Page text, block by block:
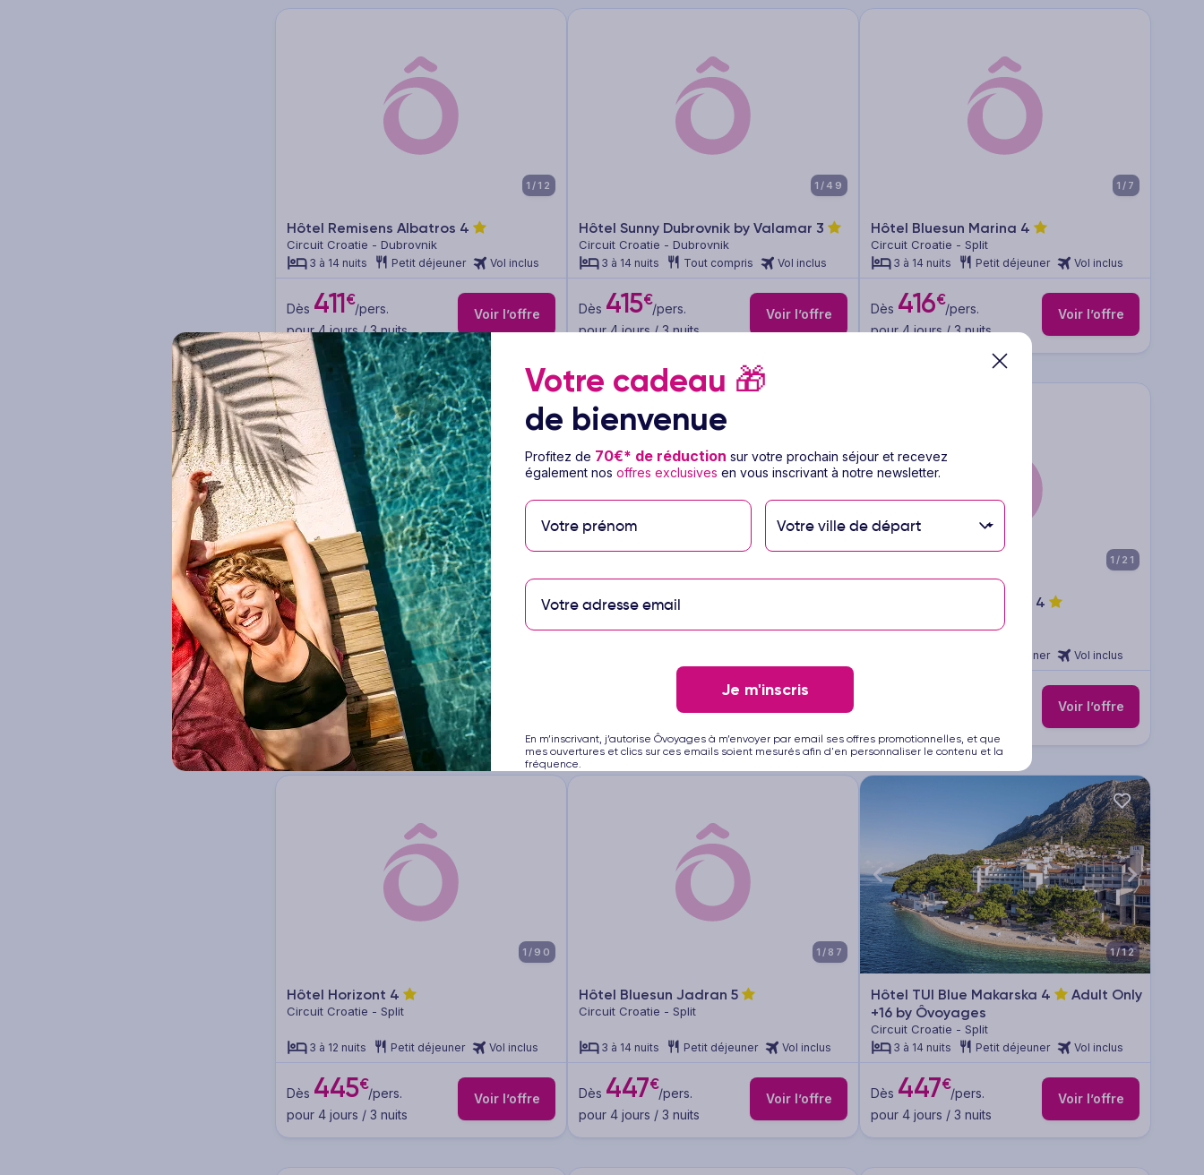
Plage en accès direct (28)
Animateur(s) francophone(s)
1/12
Hôtel Remisens Albatros 4
Circuit Croatie - Dubrovnik
3 à 14 nuits Petit déjeuner Vol inclus
Dès 411€/pers.
pour 4 jours / 3 nuits
Voir l’offre
1/49
Hôtel Sunny Dubrovnik by Valamar 3
Circuit Croatie - Dubrovnik
3 à 14 nuits Tout compris Vol inclus
Dès 415€/pers.
pour 4 jours / 3 nuits
Voir l’offre
1/7
Hôtel Bluesun Marina 4
Circuit Croatie - Split
3 à 14 nuits Petit déjeuner Vol inclus
Dès 416€/pers.
pour 4 jours / 3 nuits
Voir l’offre
Hôtel Bluesun Holiday Village Afrodita
4
Circuit Croatie - Split
3 à 14 nuits Petit déjeuner Vol inclus
Dès 427€/pers.
pour 4 jours / 3 nuits
Voir l’offre
Hôtel Olympia
1/21
4
Petit déjeuner Vol inclus
Voir l’offre
1/90
Hôtel Horizont 4
Circuit Croatie - Split
3 à 12 nuits Petit déjeuner Vol inclus
Dès 445€/pers.
pour 4 jours / 3 nuits
Voir l’offre
1/87
Hôtel Bluesun Jadran 5
Circuit Croatie - Split
3 à 14 nuits Petit déjeuner Vol inclus
Dès 447€/pers.
pour 4 jours / 3 nuits
Voir l’offre
1/12
Hôtel TUI Blue Makarska 4
Adult Only
+16 by Ôvoyages
Circuit Croatie - Split
3 à 14 nuits Petit déjeuner Vol inclus
Dès 447€/pers.
pour 4 jours / 3 nuits
Voir l’offre
Votre cadeau 🎁
de bienvenue
Profitez de 70€* de réduction sur votre prochain séjour et recevez
également nosoffres exclusives en vous inscrivant à notre newsletter.
Votre ville de départ
Je m'inscris
En m’inscrivant, j’autorise Ôvoyages à m’envoyer par email ses offres promotionnelles, et que
mes ouvertures et clics sur ces emails soient mesurés afin d'en personnaliser le contenu et la
fréquence.